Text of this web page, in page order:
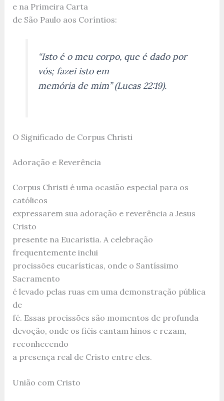
e na Primeira Carta
de São Paulo aos Coríntios:
“Isto é o meu corpo, que é dado por
vós; fazei isto em
memória de mim” (Lucas 22:19).
O Significado de Corpus Christi
Adoração e Reverência
Corpus Christi é uma ocasião especial para os
católicos
expressarem sua adoração e reverência a Jesus
Cristo
presente na Eucaristia. A celebração
frequentemente inclui
procissões eucarísticas, onde o Santíssimo
Sacramento
é levado pelas ruas em uma demonstração pública
de
fé. Essas procissões são momentos de profunda
devoção, onde os fiéis cantam hinos e rezam,
reconhecendo
a presença real de Cristo entre eles.
União com Cristo